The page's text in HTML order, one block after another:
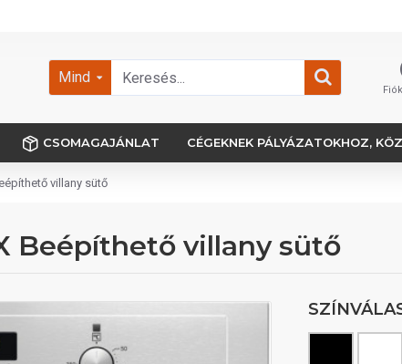
Mind
CSOMAGAJÁNLAT CÉGEKNEK PÁLYÁZATOKHOZ,
villany sütő
Beépíthető villany sütő